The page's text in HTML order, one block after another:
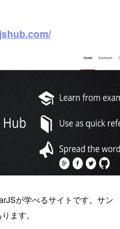
が学べるサイトです。サン
ます。